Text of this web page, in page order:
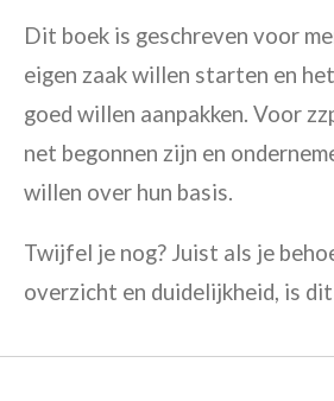
Dit boek is geschreven voor
eigen zaak willen starten en
goed willen aanpakken. Voor
net begonnen zijn en
willen over hun basis.
Twijfel je nog? Juist als je
overzicht en duidelijkheid, is